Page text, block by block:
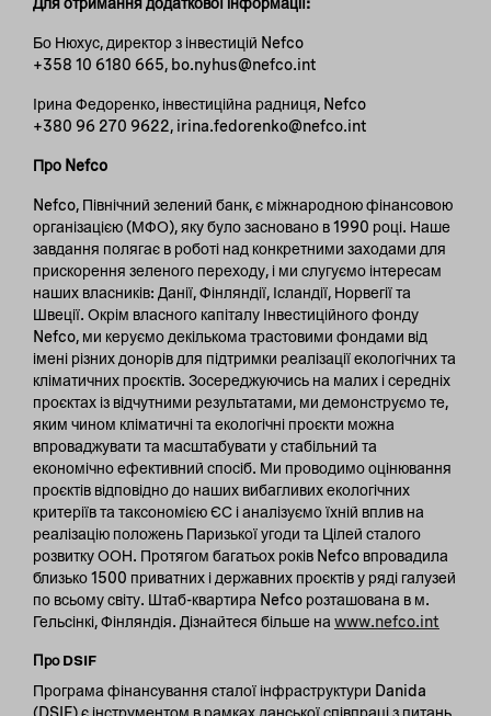
Бо Нюхус, директор з інвестицій Nefco
+358 10 6180 665, bo.nyhus@nefco.int
Ірина Федоренко, інвестиційна радниця, Nefco
+380 96 270 9622, irina.fedorenko@nefco.int
Про Nefco
Nefco, Північний зелений банк, є міжнародною фінансовою
організацією (МФО), яку було засновано в 1990 році. Наше
завдання полягає в роботі над конкретними заходами для
прискорення зеленого переходу, і ми слугуємо інтересам
наших власників: Данії, Фінляндії, Ісландії, Норвегії та
Швеції. Окрім власного капіталу Інвестиційного фонду
Nefco, ми керуємо декількома трастовими фондами від
імені різних донорів для підтримки реалізації екологічних та
кліматичних проєктів. Зосереджуючись на малих і середніх
проєктах із відчутними результатами, ми демонструємо те,
яким чином кліматичні та екологічні проєкти можна
впроваджувати та масштабувати у стабільний та
економічно ефективний спосіб. Ми проводимо оцінювання
проєктів відповідно до наших вибагливих екологічних
критеріїв та таксономією ЄС і аналізуємо їхній вплив на
реалізацію положень Паризької угоди та Цілей сталого
розвитку ООН. Протягом багатьох років Nefco впровадила
близько 1500 приватних і державних проєктів у ряді галузей
по всьому світу. Штаб-квартира Nefco розташована в м.
Гельсінкі, Фінляндія. Дізнайтеся більше на www.nefco.int
Про DSIF
Програма фінансування сталої інфраструктури Danida